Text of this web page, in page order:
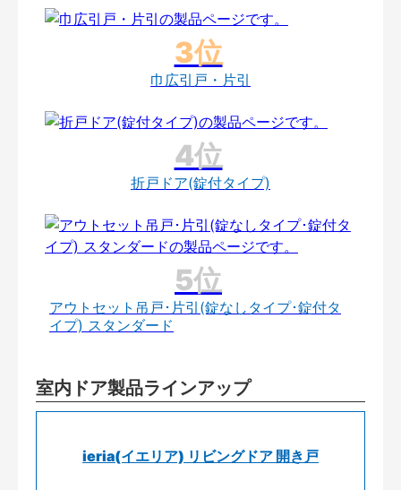
巾広引戸・片引
折戸ドア(錠付タイプ)
アウトセット吊戸･片引(錠なしタイプ･錠付タ
イプ) スタンダード
室内ドア製品ラインアップ
ieria(イエリア) リビングドア 開き戸